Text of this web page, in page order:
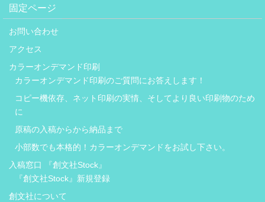
固定ページ
お問い合わせ
アクセス
カラーオンデマンド印刷
カラーオンデマンド印刷のご質問にお答えします！
コピー機依存、ネット印刷の実情、そしてより良い印刷物のため
に
原稿の入稿からから納品まで
小部数でも本格的！カラーオンデマンドをお試し下さい。
入稿窓口 『創文社Stock』
『創文社Stock』新規登録
創文社について